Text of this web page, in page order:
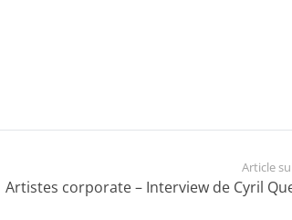
Article
Artistes corporate – Interview de Cyril